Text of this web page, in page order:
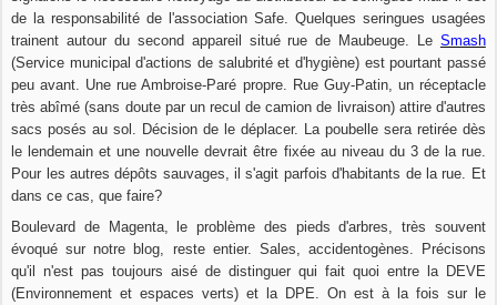
de la responsabilité de l'association Safe. Quelques seringues usagées
trainent autour du second appareil situé rue de Maubeuge. Le Smash
(Service municipal d'actions de salubrité et d'hygiène) est pourtant passé
peu avant. Une rue Ambroise-Paré propre. Rue Guy-Patin, un réceptacle
très abîmé (sans doute par un recul de camion de livraison) attire d'autres
sacs posés au sol. Décision de le déplacer. La poubelle sera retirée dès
le lendemain et une nouvelle devrait être fixée au niveau du 3 de la rue.
Pour les autres dépôts sauvages, il s'agit parfois d'habitants de la rue. Et
dans ce cas, que faire?
Boulevard de Magenta, le problème des pieds d'arbres, très souvent
évoqué sur notre blog, reste entier. Sales, accidentogènes. Précisons
qu'il n'est pas toujours aisé de distinguer qui fait quoi entre la DEVE
(Environnement et espaces verts) et la DPE. On est à la fois sur le